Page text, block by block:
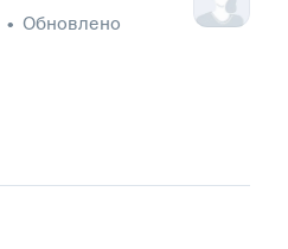
• Обновлено